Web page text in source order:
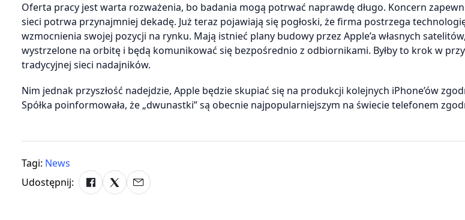
Oferta pracy jest warta rozważenia, bo badania mogą potrwać naprawdę długo. Koncern
sieci potrwa przynajmniej dekadę. Już teraz pojawiają się pogłoski, że firma postrzega
wzmocnienia swojej pozycji na rynku. Mają istnieć plany budowy przez Apple’a własnych
wystrzelone na orbitę i będą komunikować się bezpośrednio z odbiornikami. Byłby to krok w
tradycyjnej sieci nadajników.
Nim jednak przyszłość nadejdzie, Apple będzie skupiać się na produkcji kolejnych iPhone’ów
Spółka poinformowała, że „dwunastki” są obecnie najpopularniejszym na świecie telefonem
Tagi: News
Udostępnij: